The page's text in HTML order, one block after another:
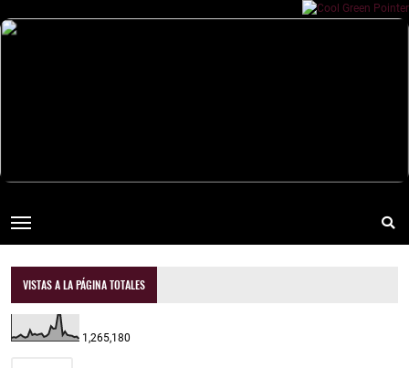
VISTAS A LA PÁGINA TOTALES
1,265,180